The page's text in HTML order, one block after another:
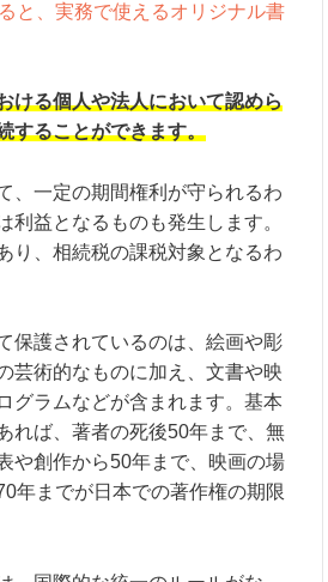
と、実務で使えるオリジナル書
ける個人や法人において認めら
することができます。
、一定の期間権利が守られるわ
利益となるものも発生します。
り、相続税の課税対象となるわ
保護されているのは、絵画や彫
芸術的なものに加え、文書や映
グラムなどが含まれます。基本
れば、著者の死後50年まで、無
や創作から50年まで、映画の場
年までが日本での著作権の期限